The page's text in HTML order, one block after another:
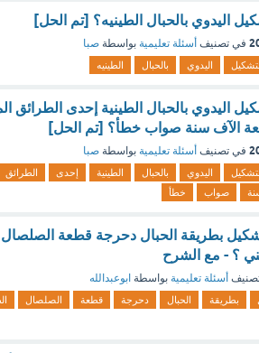
اليدوي بالحبال الطينيه؟ [تم الحل]
في تصنيف أسئلة تعليمية بواسطة صبا
اليدوي بالحبال الطينيه
اليدوي بالحبال الطينية إحدى
الآف سنة صواب خطأ؟ [تم الحل]
في تصنيف أسئلة تعليمية بواسطة صبا
اليدوي بالحبال الطينية إحدى الطرائق
صواب خطأ
بطريقة الحبال دحرجة قطعة الصلصال
؟ - مع الشرح
أسئلة تعليمية بواسطة ابوعبدالله
بطريقة الحبال دحرجة قطعة الصلصال